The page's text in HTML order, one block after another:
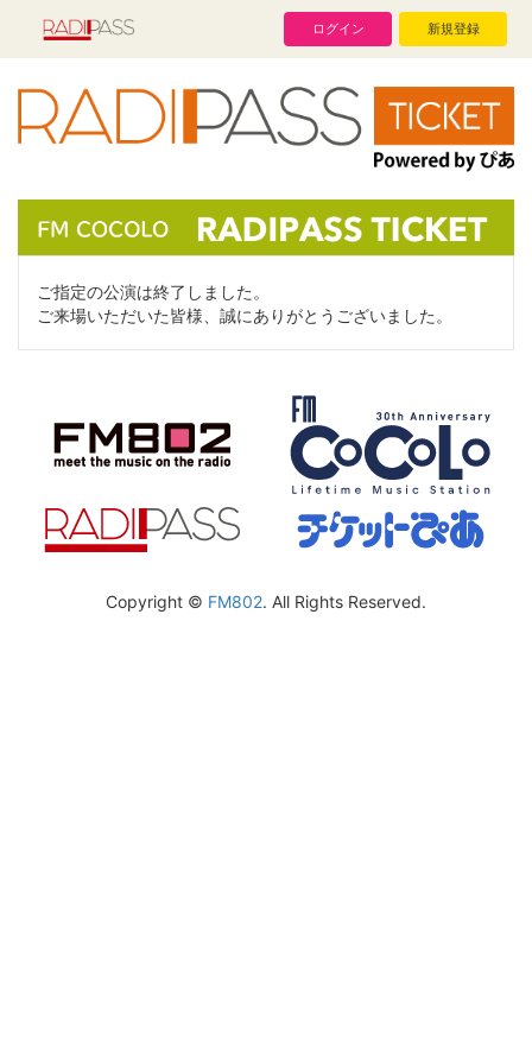
ログイン 新規登録
ご指定の公演は終了しました。
ご来場いただいた皆様、誠にありがとうございました。
Copyright © FM802. All Rights Reserved.